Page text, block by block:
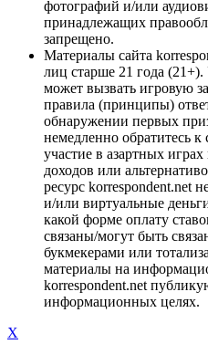
фотографий и/или
принадлежащих
запрещено.
Материалы сайта
лиц старше 21 года
может вызвать игровую
правила (принципы)
обнаружении первых
немедленно обратитесь
участие в азартных
доходов или
ресурс korrespondent.net
и/или виртуальные
какой форме оплату
связаны/могут быть
букмекерами или
материалы на
korrespondent.net
информационных целях.
X